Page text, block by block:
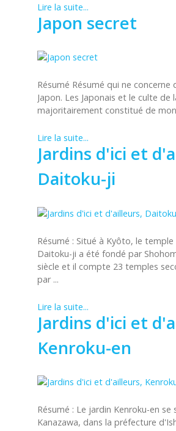
Lire la suite...
Japon secret
Résumé Résumé qui ne concerne
Japon. Les Japonais et le culte de
majoritairement constitué de
Lire la suite...
Jardins d'ici et
Daitoku-ji
Résumé : Situé à Kyôto, le
Daitoku-ji a été fondé par
siècle et il compte 23 temples
par ...
Lire la suite...
Jardins d'ici et
Kenroku-en
Résumé : Le jardin Kenroku-en se
Kanazawa, dans la préfecture